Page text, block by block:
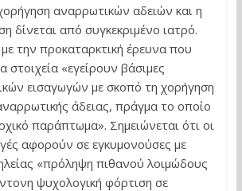
αναρρωτικών αδειών και η
δίνεται από συγκεκριμένο ιατρό.
την προκαταρκτική έρευνα που
στοιχεία «εγείρουν βάσιμες
εισαγωγών με σκοπό τη χορήγηση
άδειας, πράγμα το οποίο
παράπτωμα». Σημειώνεται ότι οι
αφορούν σε εγκυμονούσες με
«πρόληψη πιθανού λοιμώδους
ψυχολογική φόρτιση σε